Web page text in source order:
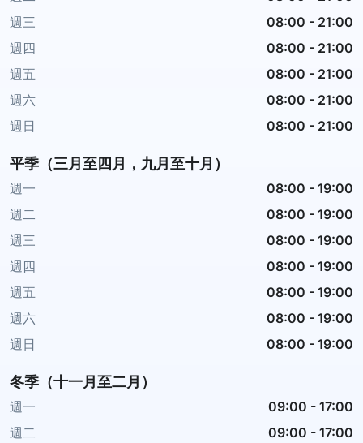
週三
08:00 - 21:00
週四
08:00 - 21:00
週五
08:00 - 21:00
週六
08:00 - 21:00
週日
08:00 - 21:00
平季（三月至四月，九月至十月）
週一 08:00 - 19:00
週二
08:00 - 19:00
週三
08:00 - 19:00
週四
08:00 - 19:00
週五
08:00 - 19:00
週六
08:00 - 19:00
週日
08:00 - 19:00
冬季（十一月至二月）
週一 09:00 - 17:00
週二
09:00 - 17:00